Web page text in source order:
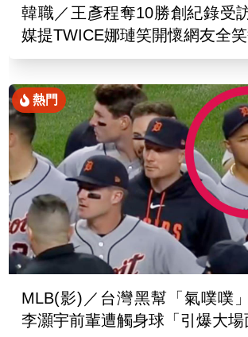
韓職／王彥程奪10勝創紀錄受
媒提TWICE娜璉笑開懷網友全
熱門
MLB(影)／台灣黑幫「氣噗噗
李灝宇前輩遭觸身球「引爆大場